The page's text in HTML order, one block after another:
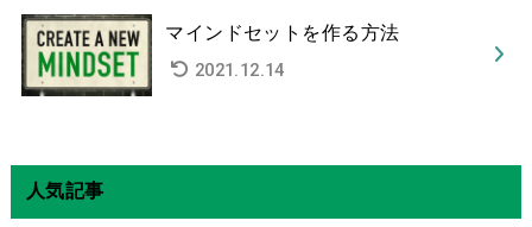
マインドセットを作る方法
2021.12.14
人気記事